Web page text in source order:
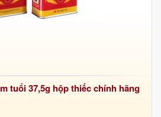
tuổi 37,5g hộp thiếc chính hãng